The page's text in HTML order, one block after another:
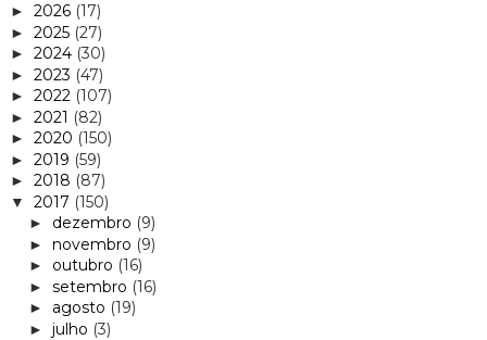
► 2026 (17)
► 2025 (27)
► 2024 (30)
► 2023 (47)
► 2022 (107)
► 2021 (82)
► 2020 (150)
► 2019 (59)
► 2018 (87)
▼ 2017 (150)
► dezembro (9)
► novembro (9)
► outubro (16)
► setembro (16)
► agosto (19)
► julho (3)